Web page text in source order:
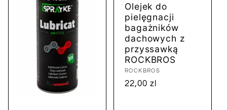
Olejek do
pielęgnacji
bagażników
dachowych z
przyssawką
ROCKBROS
Dostawca:
ROCKBROS
Cena
22,00 zl